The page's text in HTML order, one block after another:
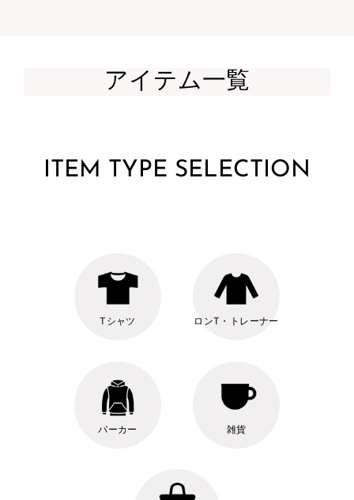
アイテム一覧
ITEM TYPE SELECTION
Tシャツ ロンT・トレーナー
パーカー 雑貨